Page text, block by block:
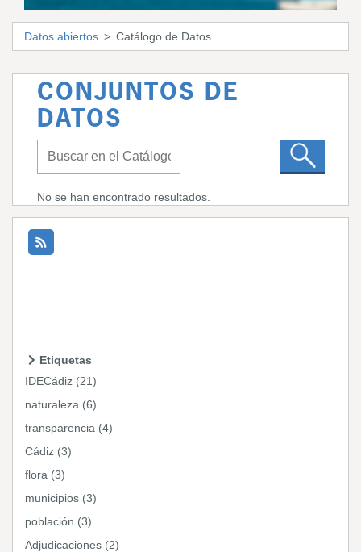
Datos abiertos Catálogo de Datos
CONJUNTOS DE
DATOS
No se han encontrado resultados.
Etiquetas
IDECádiz (21)
naturaleza (6)
transparencia (4)
Cádiz (3)
flora (3)
municipios (3)
población (3)
Adjudicaciones (2)